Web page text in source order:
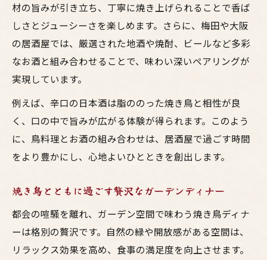
材の旨みが引き立ち、丁寧に焼き上げられることで香ば
しさとジューシーさを楽しめます。さらに、梅田や大阪
の居酒屋では、厳選された地酒や焼酎、ビールなど多彩
なお酒と組み合わせることで、味わい深いペアリングが
実現しています。
例えば、辛口の日本酒は脂ののった焼き鳥と相性が良
く、口の中で旨みが広がる体験が得られます。このよう
に、鳥料理とお酒の組み合わせは、居酒屋で過ごす時間
をより豊かにし、心地よいひとときを創出します。
焼き鳥とともに過ごす贅沢なガーデンディナー
都会の喧騒を離れ、ガーデン空間で味わう焼き鳥ディナ
ーは格別の贅沢です。自然の緑や開放感がある空間は、
リラックス効果を高め、食事の満足度を向上させます。